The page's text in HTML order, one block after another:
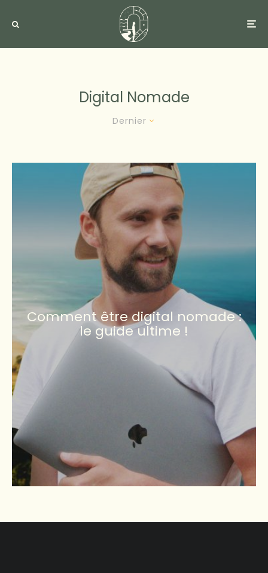
Digital Nomade
Dernier
Comment être digital nomade :
le guide ultime !